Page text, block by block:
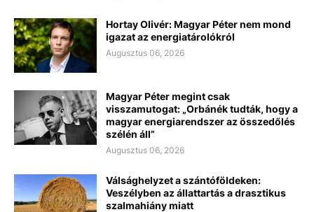
Hortay Olivér: Magyar Péter nem mond
igazat az energiatárolókról
Augusztus 06, 2026
Magyar Péter megint csak
visszamutogat: „Orbánék tudták, hogy a
magyar energiarendszer az összedőlés
szélén áll”
Augusztus 06, 2026
Válsághelyzet a szántóföldeken:
Veszélyben az állattartás a drasztikus
szalmahiány miatt